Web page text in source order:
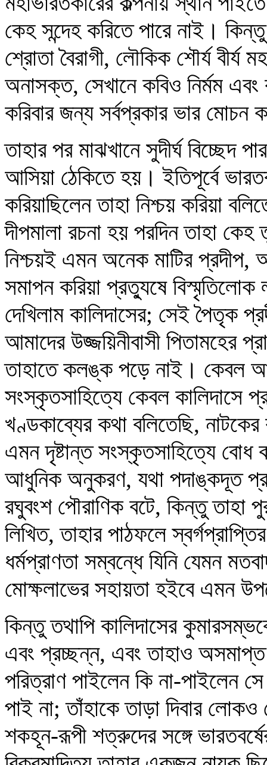
কেহ সন্দেহ করিতে পারে নাই।
শ্রোতা বৈরাগী, লৌকিক শৌর্য বীর্য
অনাসক্ত, সেখানে কবিও নির্মম
করিবার জন্য সর্বপ্রকার ভার
তাহার পর মাঝখানে সুদীর্ঘ বিচ্ছেদ
আসিয়া ঠেকিতে হয়। ইতিপূর্বে
করিয়াছিলেন তাহা নিশ্চয় করিয়া
দীপমালা রচনা হয় পরদিন তাহা কেহ
নিশ্চয়ই এমন অনেক মাটির প্রদীপ,
সমাপন করিয়া প্রত্যুষে
দেখিলাম কালিদাসের; সেই পৈতৃক
আমাদের উজ্জয়িনীবাসী পিতামহের
তাহাতে কলঙ্ক পড়ে নাই। কেবল
সংস্কৃতসাহিত্যে কেবল কালিদাসে
খণ্ডকাব্যের কথা বলিতেছি,
এমন দৃষ্টান্ত সংস্কৃতসাহিত্যে
আধুনিক অনুকরণ, যথা পদাঙ্কদূত
রঘুবংশ পৌরাণিক বটে, কিন্তু তাহা
লিখিত, তাহার পাঠফলে
ধর্মপ্রাণতা সম্বন্ধে যিনি যেমন
মোক্ষলাভের সহায়তা হইবে এমন
কিন্তু তথাপি কালিদাসের
এবং প্রচ্ছন্ন, এবং তাহাও
পরিত্রাণ পাইলেন কি না-পাইলেন
পাই না; তাঁহাকে তাড়া দিবার
শকহূন-রূপী শত্রুদের সঙ্গে